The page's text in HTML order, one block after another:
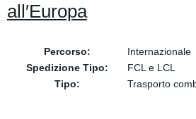
all′Europa
Percorso:
Internazionale
Spedizione Tipo:
FCL e LCL
Tipo:
Trasporto